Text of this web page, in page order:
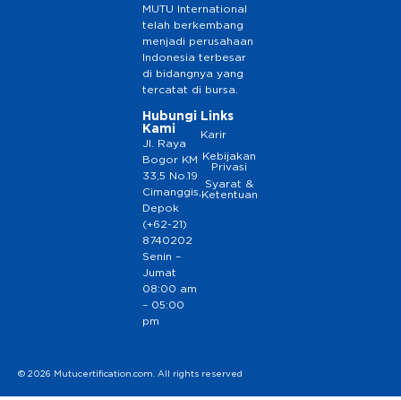
MUTU International
telah berkembang
menjadi perusahaan
Indonesia terbesar
di bidangnya yang
tercatat di bursa.
Hubungi
Kami
Jl. Raya
Bogor KM
33,5 No.19
Cimanggis,
Depok
(+62-21)
8740202
Senin –
Jumat
08:00 am
– 05:00
pm
Links
Karir
Kebijakan
Privasi
Syarat &
Ketentuan
© 2026 Mutucertification.com. All rights reserved